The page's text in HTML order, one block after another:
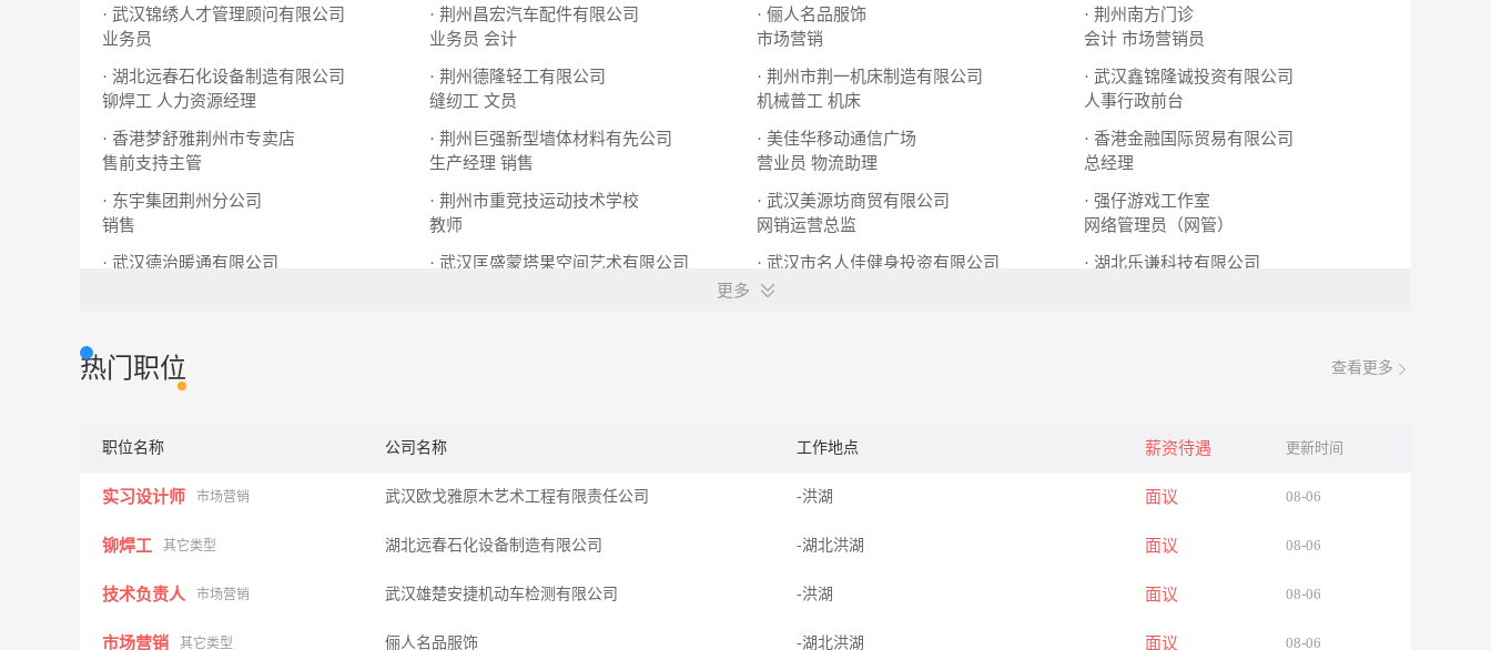
· 武汉锦绣人才管理顾问有限公司
业务员
· 荆州昌宏汽车配件有限公司
业务员 会计
· 俪人名品服饰
市场营销
· 荆州南方门诊
会计 市场营销员
· 湖北远春石化设备制造有限公司
铆焊工 人力资源经理
· 荆州德隆轻工有限公司
缝纫工 文员
· 荆州市荆一机床制造有限公司
机械普工 机床
· 武汉鑫锦隆诚投资有限公司
人事行政前台
· 香港梦舒雅荆州市专卖店
售前支持主管
· 荆州巨强新型墙体材料有先公司
生产经理 销售
· 美佳华移动通信广场
营业员 物流助理
· 香港金融国际贸易有限公司
总经理
· 东宇集团荆州分公司
销售
· 荆州市重竞技运动技术学校
教师
· 武汉美源坊商贸有限公司
网销运营总监
· 强仔游戏工作室
网络管理员（网管）
· 武汉德治暖通有限公司
· 武汉匡盛蒙塔果空间艺术有限公司
· 武汉市名人佳健身投资有限公司
会籍顾问
· 湖北乐谦科技有限公司
更多
热门职位 查看更多
职位名称 公司名称 工作地点 薪资待遇 更新时间
实习设计师 市场营销 武汉欧戈雅原木艺术工程有限责任公司 -洪湖 面议 08-06
铆焊工 其它类型 湖北远春石化设备制造有限公司 -湖北洪湖 面议 08-06
技术负责人 市场营销 武汉雄楚安捷机动车检测有限公司 -洪湖 面议 08-06
市场营销 其它类型 俪人名品服饰 -湖北洪湖 面议 08-06